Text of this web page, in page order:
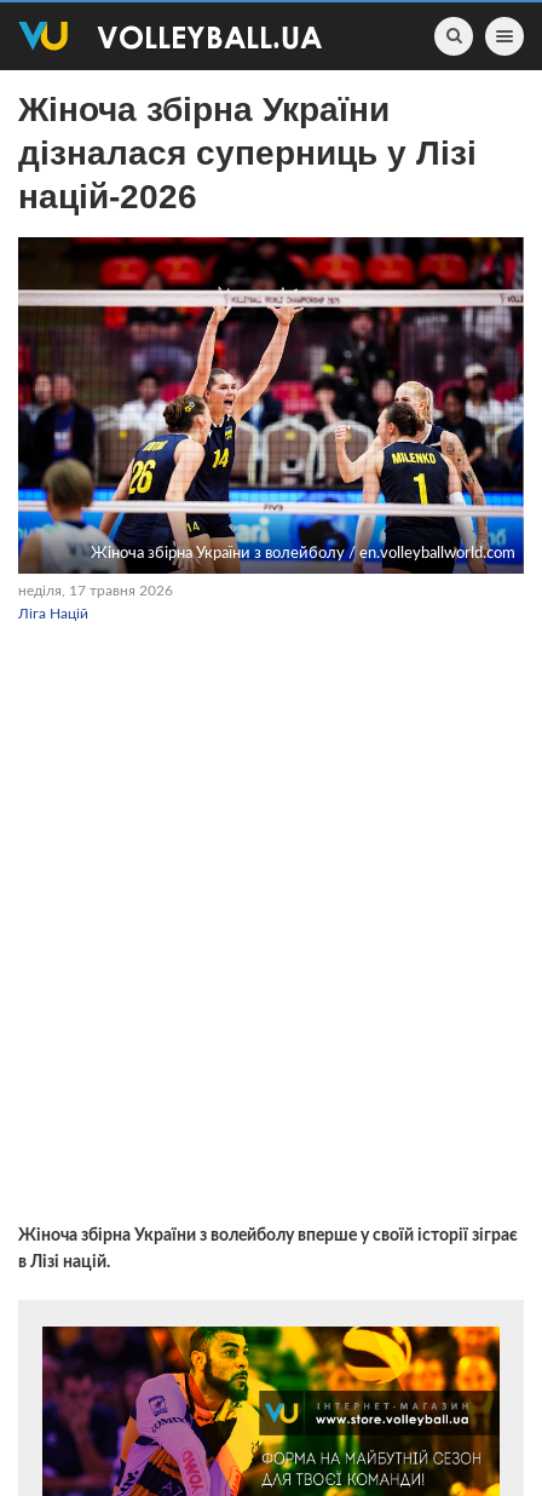
Toggle
Жіноча збірна України
дізналася суперниць у Лізі
націй-2026
Жіноча збірна України з волейболу / en.volleyballworld.com
неділя, 17 травня 2026
Ліга Націй
Жіноча збірна України з волейболу вперше у своїй історії зіграє
в Лізі націй.